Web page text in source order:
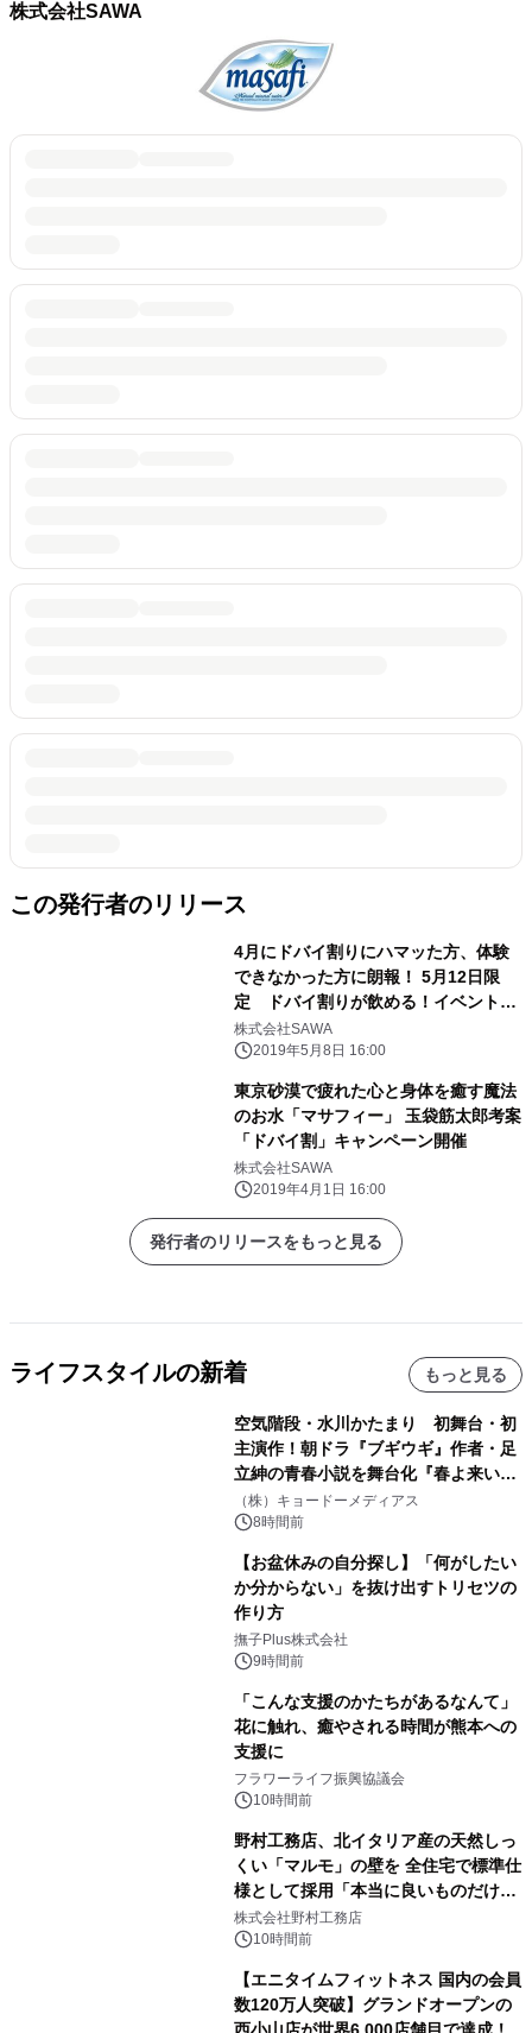
株式会社SAWA
この発行者のリリース
4月にドバイ割りにハマッた方、体験
できなかった方に朗報！ 5月12日限
定 ドバイ割りが飲める！イベント開
催
株式会社SAWA
2019年5月8日 16:00
東京砂漠で疲れた心と身体を癒す魔法
のお水「マサフィー」 玉袋筋太郎考案
「ドバイ割」キャンペーン開催
株式会社SAWA
2019年4月1日 16:00
発行者のリリースをもっと見る
ライフスタイルの新着 もっと見る
空気階段・水川かたまり 初舞台・初
主演作！朝ドラ『ブギウギ』作者・足
立紳の青春小説を舞台化『春よ来い、
マジで来い』キービジュアル解禁！
（株）キョードーメディアス
8時間前
【お盆休みの自分探し】「何がしたい
か分からない」を抜け出すトリセツの
作り方
撫子Plus株式会社
9時間前
「こんな支援のかたちがあるなんて」
花に触れ、癒やされる時間が熊本への
支援に
フラワーライフ振興協議会
10時間前
野村工務店、北イタリア産の天然しっ
くい「マルモ」の壁を 全住宅で標準仕
様として採用「本当に良いものだけに
こだわる」
株式会社野村工務店
10時間前
【エニタイムフィットネス 国内の会員
数120万人突破】グランドオープンの
西小山店が世界6,000店舗目で達成！